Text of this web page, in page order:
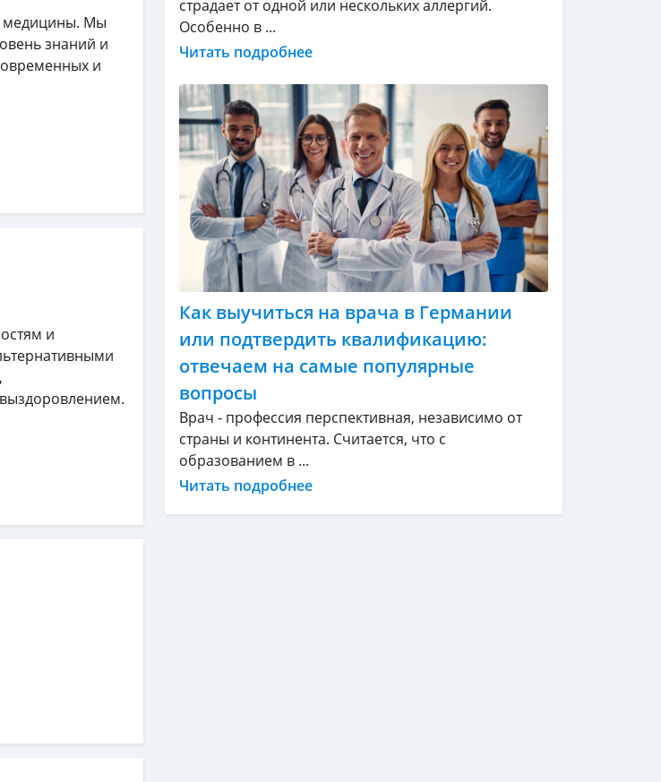
медицины. Мы
знаний и
и
и
страдает от одной или нескольких аллергий.
Особенно в ...
Читать подробнее
Как выучиться на врача в Германии
или подтвердить квалификацию:
отвечаем на самые популярные
вопросы
Врач - профессия перспективная, независимо от
страны и континента. Считается, что с
образованием в ...
Читать подробнее